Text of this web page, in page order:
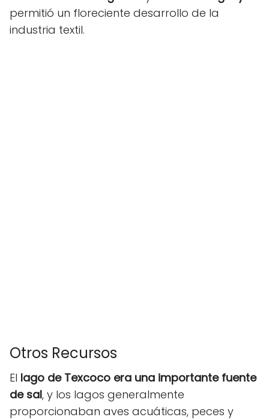
permitió un floreciente desarrollo de la
industria textil.
Otros Recursos
El lago de Texcoco era una importante fuente
de sal, y los lagos generalmente
proporcionaban aves acuáticas, peces y